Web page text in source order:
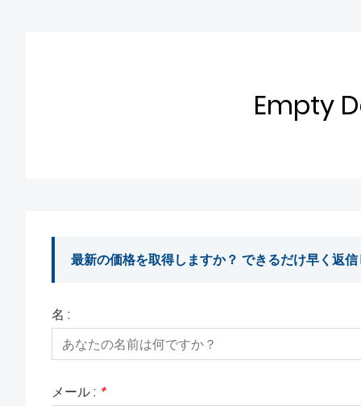
Empty
最新の価格を取得しますか？ できるだけ早く返
名 :
メール : *